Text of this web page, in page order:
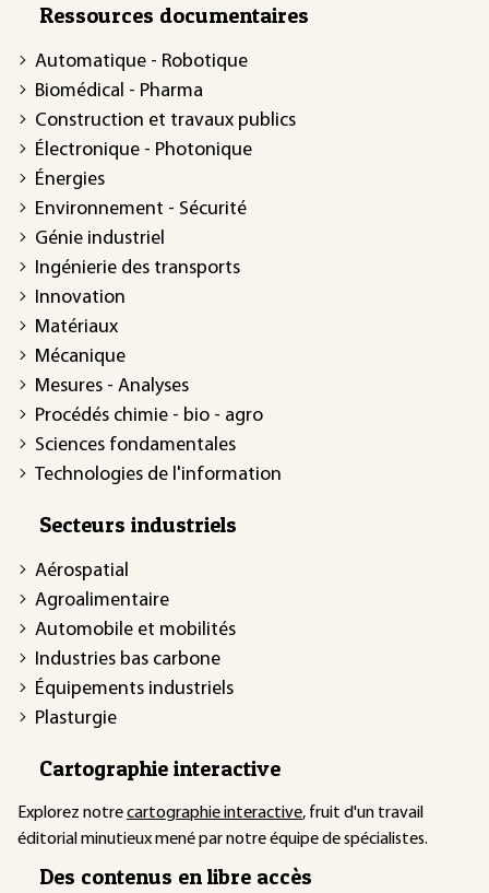
Ressources documentaires
Automatique - Robotique
Biomédical - Pharma
Construction et travaux publics
Électronique - Photonique
Énergies
Environnement - Sécurité
Génie industriel
Ingénierie des transports
Innovation
Matériaux
Mécanique
Mesures - Analyses
Procédés chimie - bio - agro
Sciences fondamentales
Technologies de l'information
Secteurs industriels
Aérospatial
Agroalimentaire
Automobile et mobilités
Industries bas carbone
Équipements industriels
Plasturgie
Cartographie interactive
Explorez notrecartographie interactive, fruit d'un travail
éditorial minutieux mené par notre équipe de spécialistes.
Des contenus en libre accès